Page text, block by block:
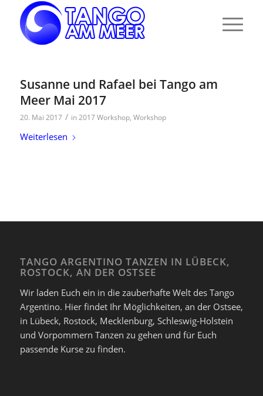
Susanne und Rafael bei Tango am
Meer Mai 2017
20. Mai 2017 / in2017 Workshop, Workshop
Weiterlesen
TANGO ARGENTINO TANZEN IN LÜBECK,
ROSTOCK, AN DER OSTSEE
Wir laden Euch ein in die zauberhafte Welt des Tango
Argentino. Hier findet Ihr Möglichkeiten, an der Ostsee,
in Lübeck, Rostock, Mecklenburg, Schleswig-Holstein
und Vorpommern Tanzen zu gehen und für Euch
passende Kurse zu finden.